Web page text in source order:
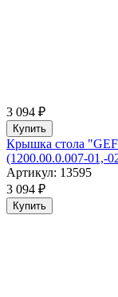
3 094 ₽
Купить
Крышка стола
(1200.00.0.007-01,-
Артикул: 13595
3 094 ₽
Купить